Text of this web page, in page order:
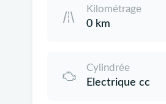
Kilométrage
0 km
Cylindrée
Electrique cc